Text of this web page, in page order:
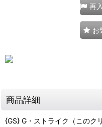
再
お
商品詳細
{GS} G・ストライク（このク